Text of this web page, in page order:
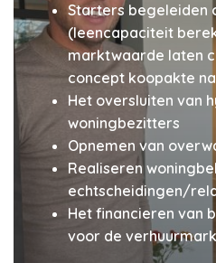
Starters begeleiden
(leencapaciteit
marktwaarde laten
concept koopakte
Het oversluiten van
woningbezitters
Opnemen van
Realiseren
echtscheidingen/
Het financieren van
voor de